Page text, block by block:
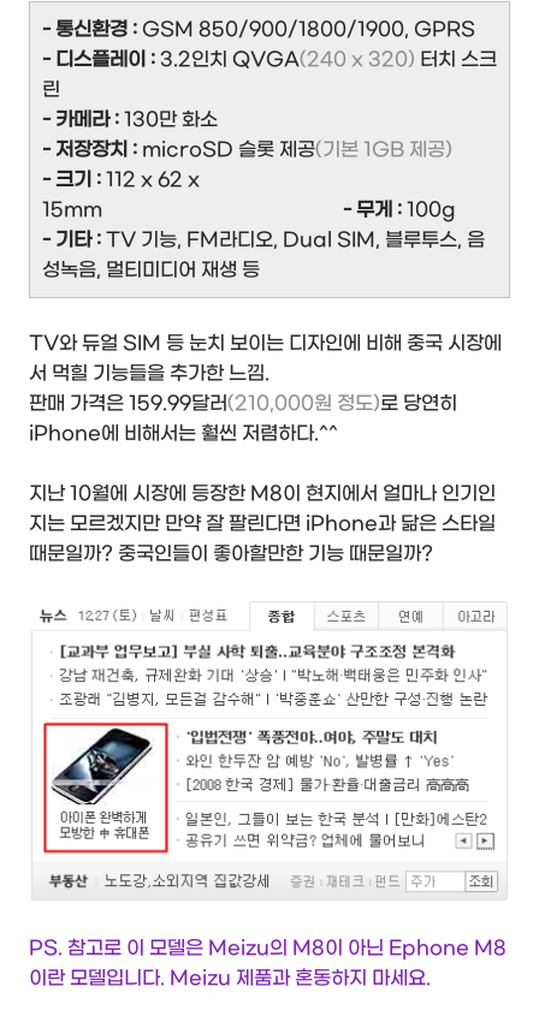
- 통신환경 : GSM 850/900/1800/1900, GPRS
- 디스플레이 : 3.2인치 QVGA(240 x 320) 터치 스크
린
- 카메라 : 130만 화소
- 저장장치 : microSD 슬롯 제공(기본 1GB 제공)
- 크기 : 112 x 62 x
15mm - 무게 : 100g
- 기타 : TV 기능, FM라디오, Dual SIM, 블루투스, 음
성녹음, 멀티미디어 재생 등
TV와 듀얼 SIM 등 눈치 보이는 디자인에 비해 중국 시장에
서 먹힐 기능들을 추가한 느낌.
판매 가격은 159.99달러(210,000원 정도)로 당연히
iPhone에 비해서는 훨씬 저렴하다.^^
지난 10월에 시장에 등장한 M8이 현지에서 얼마나 인기인
지는 모르겠지만 만약 잘 팔린다면 iPhone과 닮은 스타일
때문일까? 중국인들이 좋아할만한 기능 때문일까?
PS. 참고로 이 모델은 Meizu의 M8이 아닌 Ephone M8
이란 모델입니다. Meizu 제품과 혼동하지 마세요.